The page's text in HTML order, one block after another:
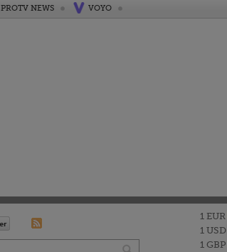
PROTV NEWS VOYO
1 EUR
1 USD
1 GBP